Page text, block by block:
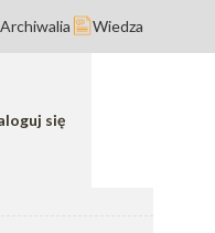
Archiwalia Wiedza
szczegóły
się